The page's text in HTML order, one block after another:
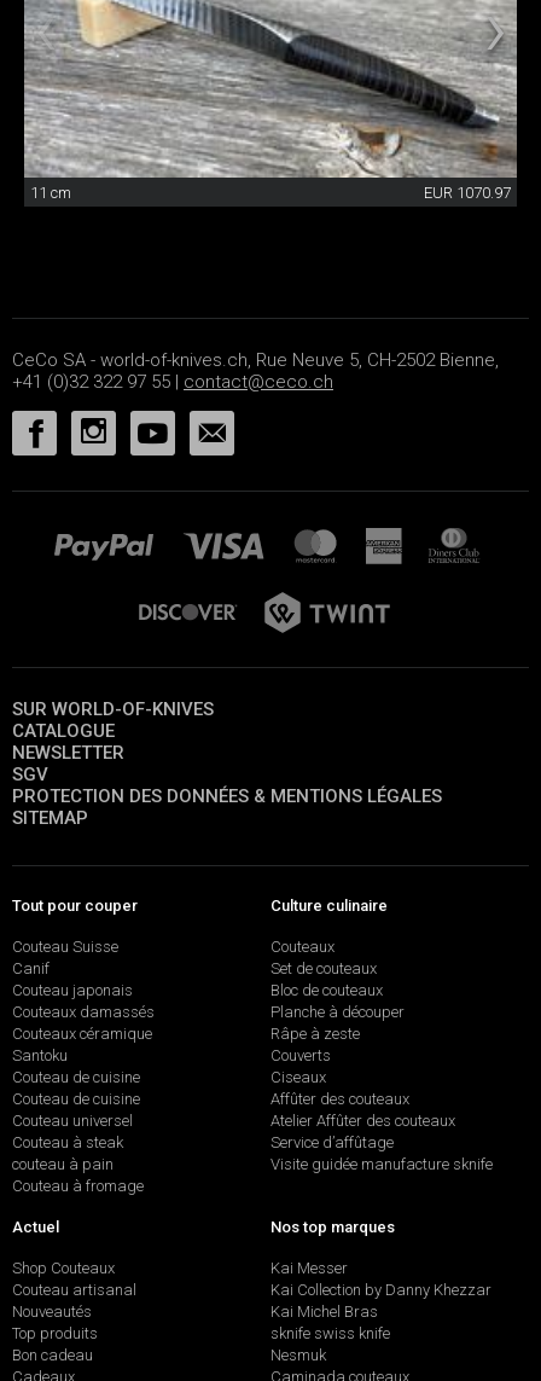
11 cm EUR 1070.97
CeCo SA - world-of-knives.ch, Rue Neuve 5, CH-2502 Bienne,
+41 (0)32 322 97 55 | contact@ceco.ch
SUR WORLD-OF-KNIVES
CATALOGUE
NEWSLETTER
SGV
PROTECTION DES DONNÉES & MENTIONS LÉGALES
SITEMAP
Tout pour couper
Couteau Suisse
Canif
Couteau japonais
Couteaux damassés
Couteaux céramique
Santoku
Couteau de cuisine
Couteau de cuisine
Couteau universel
Couteau à steak
couteau à pain
Couteau à fromage
Culture culinaire
Couteaux
Set de couteaux
Bloc de couteaux
Planche à découper
Râpe à zeste
Couverts
Ciseaux
Affûter des couteaux
Atelier Affûter des couteaux
Service d’affûtage
Visite guidée manufacture sknife
Actuel
Shop Couteaux
Couteau artisanal
Nouveautés
Top produits
Bon cadeau
Cadeaux
Nos top marques
Kai Messer
Kai Collection by Danny Khezzar
Kai Michel Bras
sknife swiss knife
Nesmuk
Caminada couteaux